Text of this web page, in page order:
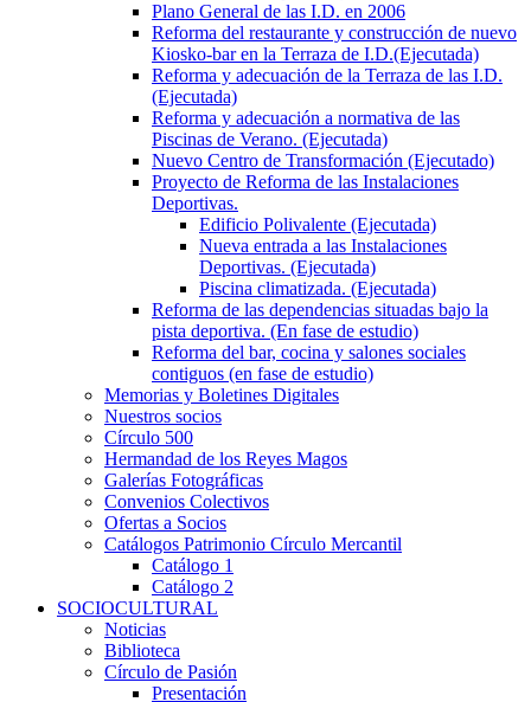
Plano General de las I.D. en 2006
Reforma del restaurante y construcción de nuevo
Kiosko-bar en la Terraza de I.D.(Ejecutada)
Reforma y adecuación de la Terraza de las I.D.
(Ejecutada)
Reforma y adecuación a normativa de las
Piscinas de Verano. (Ejecutada)
Nuevo Centro de Transformación (Ejecutado)
Proyecto de Reforma de las Instalaciones
Deportivas.
Edificio Polivalente (Ejecutada)
Nueva entrada a las Instalaciones
Deportivas. (Ejecutada)
Piscina climatizada. (Ejecutada)
Reforma de las dependencias situadas bajo la
pista deportiva. (En fase de estudio)
Reforma del bar, cocina y salones sociales
contiguos (en fase de estudio)
Memorias y Boletines Digitales
Nuestros socios
Círculo 500
Hermandad de los Reyes Magos
Galerías Fotográficas
Convenios Colectivos
Ofertas a Socios
Catálogos Patrimonio Círculo Mercantil
Catálogo 1
Catálogo 2
SOCIOCULTURAL
Noticias
Biblioteca
Círculo de Pasión
Presentación